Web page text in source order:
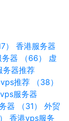
香港服务器
器 （66）
虚
务器推荐
推荐 （38）
服务器
器 （31）
外贸
香港vps服务